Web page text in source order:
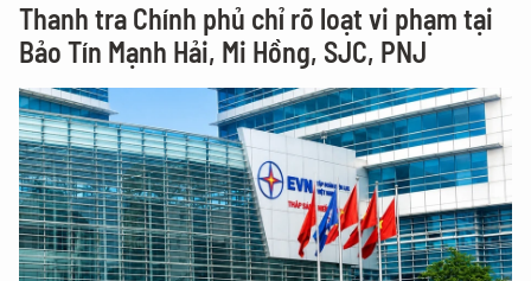
Thanh tra Chính phủ chỉ rõ loạt vi phạm tại
Bảo Tín Mạnh Hải, Mi Hồng, SJC, PNJ